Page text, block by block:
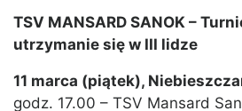
TSV MANSARD SANOK –
utrzymanie się w III lidze
11 marca (piątek),
godz. 17.00 – TSV Mansard